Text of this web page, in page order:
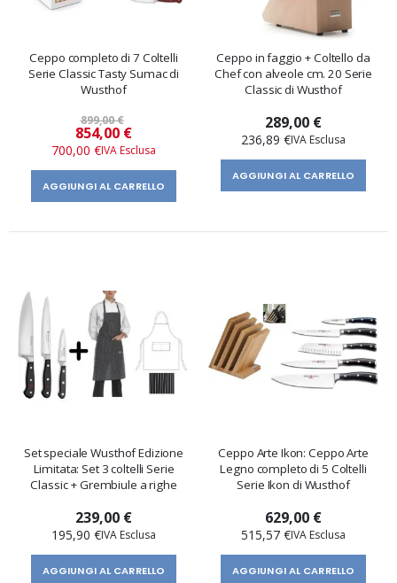
Ceppo completo di 7 Coltelli
Serie Classic Tasty Sumac di
Wusthof
899,00 €
Prezzo
speciale
854,00 €
700,00 €
AGGIUNGI AL CARRELLO
Ceppo in faggio + Coltello da
Chef con alveole cm. 20 Serie
Classic di Wusthof
289,00 €
236,89 €
AGGIUNGI AL CARRELLO
Set speciale Wusthof Edizione
Limitata: Set 3 coltelli Serie
Classic + Grembiule a righe
239,00 €
195,90 €
AGGIUNGI AL CARRELLO
Ceppo Arte Ikon: Ceppo Arte
Legno completo di 5 Coltelli
Serie Ikon di Wusthof
629,00 €
515,57 €
AGGIUNGI AL CARRELLO